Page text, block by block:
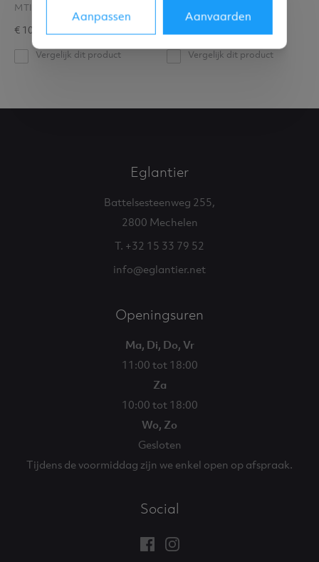
MTI100
€ 10 290,00
Vergelijk dit product Vergelijk dit product
Eglantier
Battelsesteenweg 255,
2800 Mechelen
T. +32 15 33 79 52
info@eglantier.net
Openingsuren
Ma, Di, Do, Vr
11:00 tot 18:00
Za
10:00 tot 18:00
Wo, Zo
Gesloten
Tijdens de voormiddag zijn we enkel open op afspraak.
Social
FacebookInstagram
Aanpassen Aanvaarden